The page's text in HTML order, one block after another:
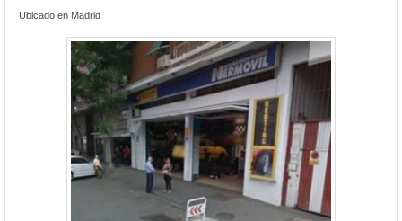
Ubicado en Madrid